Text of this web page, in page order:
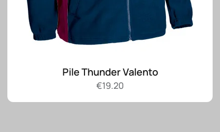
Pile Thunder Valento
€19.20